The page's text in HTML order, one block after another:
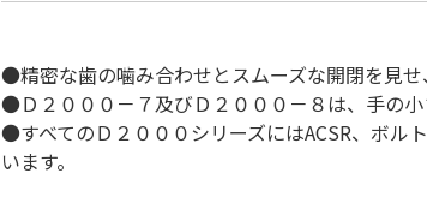
●精密な歯の噛み合わせとスムーズな開閉を見せ
●Ｄ２０００－７及びＤ２０００－８は、手の小
●すべてのＤ２０００シリーズにはACSR、ボル
います。